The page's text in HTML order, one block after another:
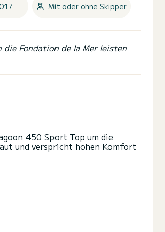
Mit oder ohne Skipper
die Fondation de la Mer leisten
450 Sport Top um die
um einen einzigartigen